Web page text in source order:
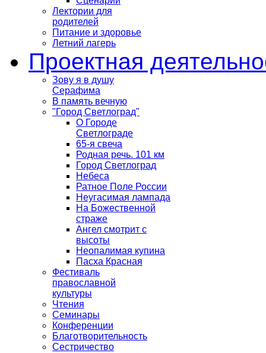
Лектории для
родителей
Питание и здоровье
Летний лагерь
Проектная
Зову я в душу
Серафима
В память вечную
"Город Светлоград"
О Городе
Светлограде
65-я свеча
Родная речь. 101 км
Город Светлоград
Небеса
Ратное Поле России
Неугасимая лампада
На Божественной
страже
Ангел смотрит с
высоты
Неопалимая купина
Пасха Красная
Фестиваль
православной
культуры
Чтения
Семинары
Конференции
Благотворительность
Сестричество